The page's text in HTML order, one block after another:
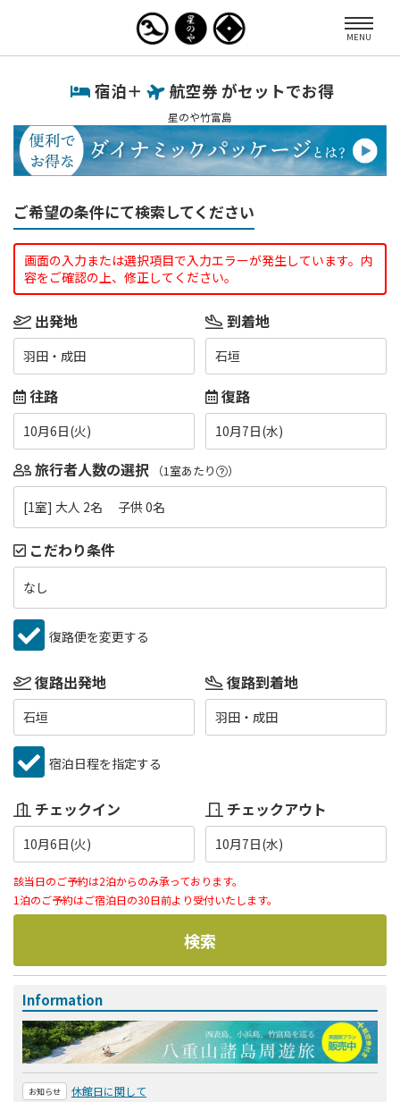
MENU
宿泊＋ 航空券 がセットでお得
星のや竹富島
ご希望の条件にて検索してください
画面の入力または選択項目で入力エラーが発生しています。内
容をご確認の上、修正してください。
出発地
羽田・成田
到着地
石垣
往路
10月6日(火)
復路
10月7日(水)
旅行者人数の選択 （1室あたり ）
[1室] 大人 2名 子供 0名
こだわり条件
なし
復路便を変更する
復路出発地
石垣
復路到着地
羽田・成田
宿泊日程を指定する
チェックイン
10月6日(火)
チェックアウト
10月7日(水)
該当日のご予約は2泊からのみ承っております。
1泊のご予約はご宿泊日の30日前より受付いたします。
検索
Information
お知らせ 休館日に関して